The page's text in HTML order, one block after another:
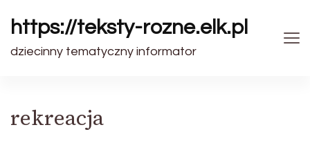
https://teksty-rozne.elk.pl
dziecinny tematyczny informator
rekreacja